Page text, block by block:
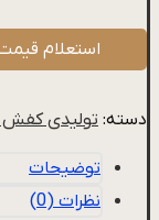
استعلام
دسته: تولیدی کفش
توضیحات
نظرات (0)